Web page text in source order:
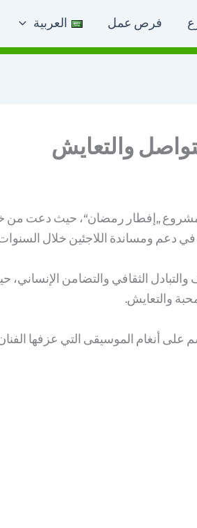
فرص عمل العربية
رمضان لعام 2019 سلسلة من الفعاليات ضمن مشروع „إفطار
دعم ومساندة اللاجئين خلال
الثقافي والتضامن
والتعايش.
أنغام الموسيقى التي عزفها